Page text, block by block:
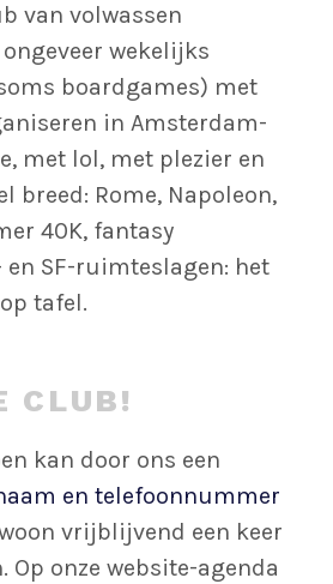
van volwassen
wekelijks
boardgames) met
in Amsterdam-
met lol, met plezier en
breed: Rome, Napoleon,
40K, fantasy
en SF-ruimteslagen: het
tafel.
CLUB!
kan door ons een
en telefoonnummer
vrijblijvend een keer
Op onze website-agenda